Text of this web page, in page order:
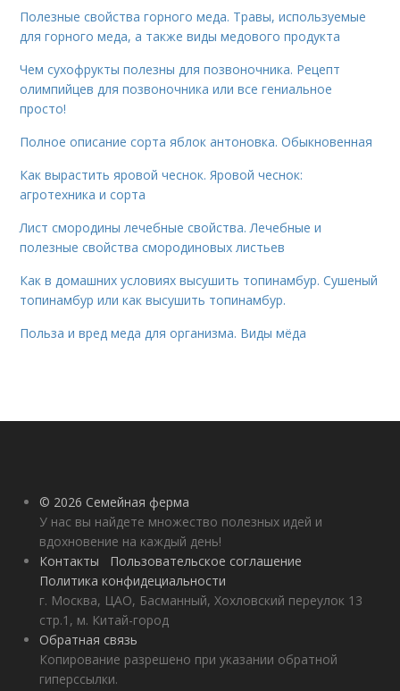
Полезные свойства горного меда. Травы, используемые
для горного меда, а также виды медового продукта
Чем сухофрукты полезны для позвоночника. Рецепт
олимпийцев для позвоночника или все гениальное
просто!
Полное описание сорта яблок антоновка. Обыкновенная
Как вырастить яровой чеснок. Яровой чеснок:
агротехника и сорта
Лист смородины лечебные свойства. Лечебные и
полезные свойства смородиновых листьев
Как в домашних условиях высушить топинамбур. Сушеный
топинамбур или как высушить топинамбур.
Польза и вред меда для организма. Виды мёда
© 2026 Семейная ферма
У нас вы найдете множество полезных идей и
вдохновение на каждый день!
Контакты
Пользовательское соглашение
Политика конфидециальности
г. Москва, ЦАО, Басманный, Хохловский переулок 13
стр.1, м. Китай-город
Обратная связь
Копирование разрешено при указании обратной
гиперссылки.